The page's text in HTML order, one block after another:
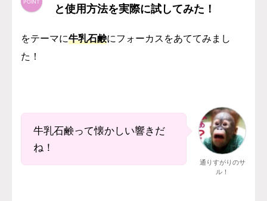
と使用方法を実際に試してみた！
をテーマに牛乳石鹸にフォーカスをあててみまし
た！
牛乳石鹸って懐かしい響きだ
ね！
通りすがりのサ
ル！